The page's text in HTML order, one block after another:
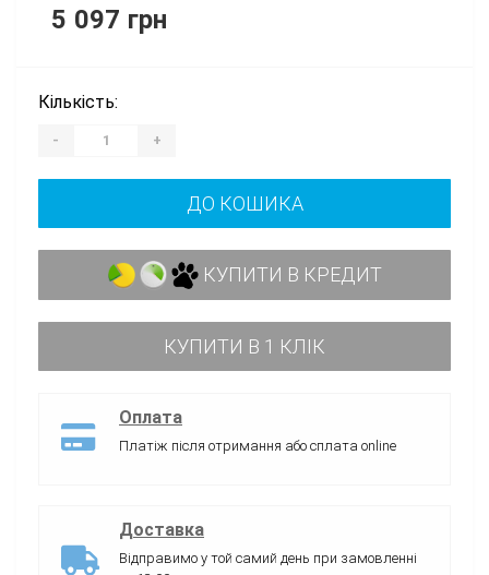
5 097 грн
Кількість:
- +
ДО КОШИКА
КУПИТИ В КРЕДИТ
КУПИТИ В 1 КЛІК
Оплата
Платіж після отримання або сплата online
Доставка
Відправимо у той самий день при замовленні